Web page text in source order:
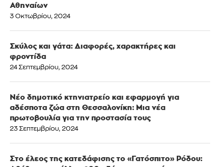
Αθηναίων
3 Οκτωβρίου, 2024
Σκύλος και γάτα: Διαφορές, χαρακτήρες και
φροντίδα
24 Σεπτεμβρίου, 2024
Νέο δημοτικό κτηνιατρείο και εφαρμογή για
αδέσποτα ζώα στη Θεσσαλονίκη: Μια νέα
πρωτοβουλία για την προστασία τους
23 Σεπτεμβρίου, 2024
Στο έλεος της κατεδάφισης το «Γατόσπιτο» Ρόδου: